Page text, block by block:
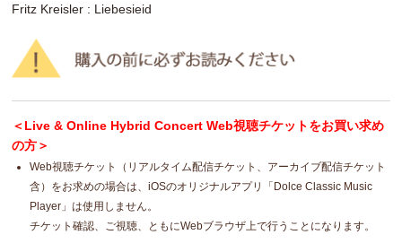
Fritz Kreisler : Liebesieid
＜Live & Online Hybrid Concert Web視聴チケットをお買い求め
の方＞
Web視聴チケット（リアルタイム配信チケット、アーカイブ配信チケット
含）をお求めの場合は、iOSのオリジナルアプリ「Dolce Classic Music
Player」は使用しません。
チケット確認、ご視聴、ともにWebブラウザ上で行うことになります。